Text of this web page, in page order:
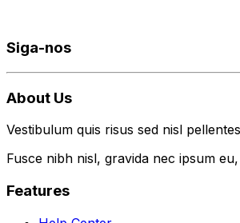
Siga-nos
About Us
Vestibulum quis risus sed nisl
Fusce nibh nisl, gravida nec ipsum
Features